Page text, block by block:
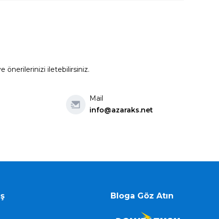
önerilerinizi iletebilirsiniz.
Mail
info@azaraks.net
Bloga Göz Atın